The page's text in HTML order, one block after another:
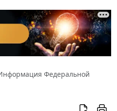
Федеральной